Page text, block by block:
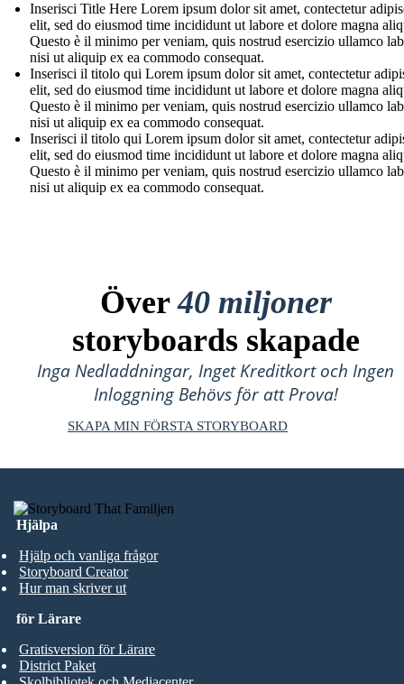
Inserisci Title Here Lorem ipsum dolor sit amet, contectetur
elit, sed do eiusmod time incididunt ut labore et dolore magna
Questo è il minimo per veniam, quis nostrud esercizio ullamco
nisi ut aliquip ex ea commodo consequat.
Inserisci il titolo qui Lorem ipsum dolor sit amet, contectetur
elit, sed do eiusmod time incididunt ut labore et dolore magna
Questo è il minimo per veniam, quis nostrud esercizio ullamco
nisi ut aliquip ex ea commodo consequat.
Inserisci il titolo qui Lorem ipsum dolor sit amet, contectetur
elit, sed do eiusmod time incididunt ut labore et dolore magna
Questo è il minimo per veniam, quis nostrud esercizio ullamco
nisi ut aliquip ex ea commodo consequat.
Över40 miljoner
storyboards skapade
Inga Nedladdningar, Inget Kreditkort och Ingen
Inloggning Behövs för att Prova!
SKAPA MIN FÖRSTA STORYBOARD
Hjälpa
Hjälp och vanliga frågor
Storyboard Creator
Hur man skriver ut
för Lärare
Gratisversion för Lärare
District Paket